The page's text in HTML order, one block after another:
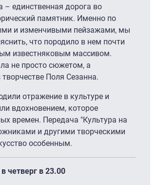
– единственная дорога во
памятник. Именно по
и изменчивыми пейзажами, мы
что породило в нем почти
известняковым массивом.
не просто сюжетом, а
Поля Сезанна.
отражение в культуре и
вдохновением, которое
времен. Передача "Культура на
и другими творческими
особенным.
четверг в 23.00